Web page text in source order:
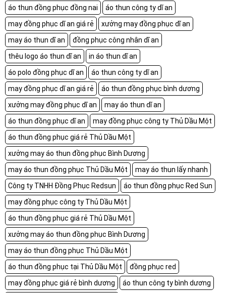
áo thun đồng phục đồng nai
áo thun công ty dĩ an
may đồng phục dĩ an giá rẻ
xưởng may đồng phục dĩ an
may áo thun dĩ an
đồng phục công nhân dĩ an
thêu logo áo thun dĩ an
in áo thun dĩ an
áo polo đồng phục dĩ an
áo thun công ty dĩ an
may đồng phục dĩ an giá rẻ
áo thun đồng phục bình dương
xưởng may đồng phục dĩ an
may áo thun dĩ an
áo thun đồng phục dĩ an
may đồng phục công ty Thủ Dầu Một
áo thun đồng phục giá rẻ Thủ Dầu Một
xưởng may áo thun đồng phục Bình Dương
may áo thun đồng phục Thủ Dầu Một
may áo thun lấy nhanh
Công ty TNHH Đồng Phục Redsun
áo thun đồng phục Red Sun
may đồng phục công ty Thủ Dầu Một
áo thun đồng phục giá rẻ Thủ Dầu Một
xưởng may áo thun đồng phục Bình Dương
may áo thun đồng phục Thủ Dầu Một
áo thun đồng phục tại Thủ Dầu Một
đồng phục red
may đồng phục giá rẻ bình dương
áo thun công ty bình dương